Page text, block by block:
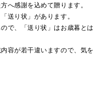
へ感謝を込めて贈ります。
送り状」があります。
で、「送り状」はお歳暮とは
容が若干違いますので、気を